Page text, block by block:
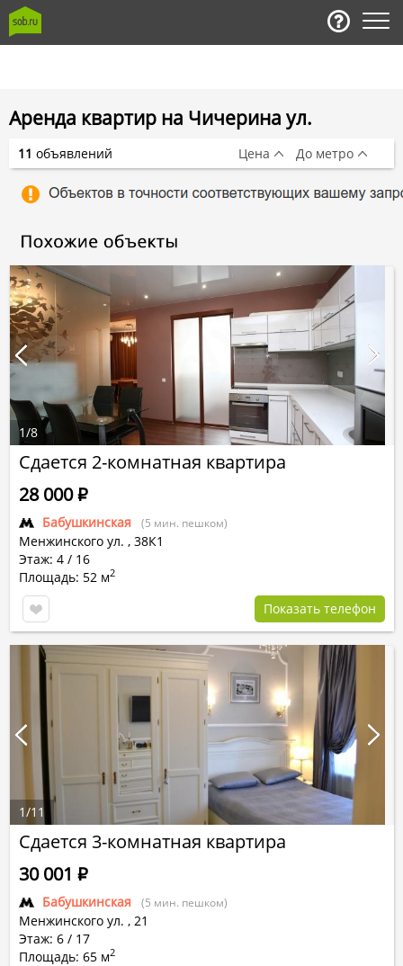
Аренда квартир на Чичерина ул.
Сдается 2-комнатная квартира
Бабушкинская (5 мин. пешком)
Менжинского ул. , 38К1
Этаж: 4 / 16
Площадь: 52 м2
28 000Р
Показать телефон
1/8
Сдается 3-комнатная квартира
Бабушкинская (5 мин. пешком)
Менжинского ул. , 21
Этаж: 6 / 17
Площадь: 65 м2
30 001 Р
1/11
11 объявлений Цена До метро